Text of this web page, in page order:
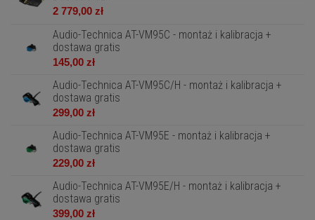
2 779,00 zł
Audio-Technica AT-VM95C - montaż i kalibracja +
dostawa gratis
145,00 zł
Audio-Technica AT-VM95C/H - montaż i kalibracja +
dostawa gratis
299,00 zł
Audio-Technica AT-VM95E - montaż i kalibracja +
dostawa gratis
229,00 zł
Audio-Technica AT-VM95E/H - montaż i kalibracja +
dostawa gratis
399,00 zł